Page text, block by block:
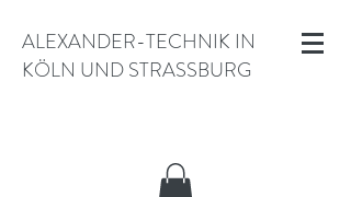
ALEXANDER-TECHNIK IN
KÖLN UND STRASSBURG